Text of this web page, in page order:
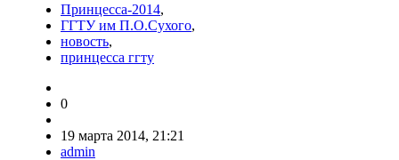
Принцесса-2014,
ГГТУ им П.О.Сухого,
новость,
принцесса ггту
0
19 марта 2014, 21:21
admin